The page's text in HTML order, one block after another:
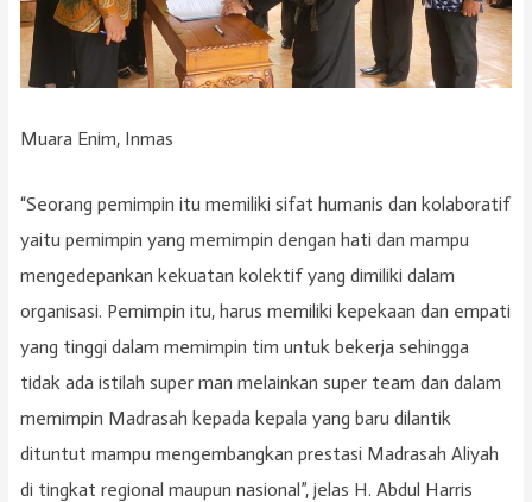
Muara Enim, Inmas
“Seorang pemimpin itu memiliki sifat humanis dan kolaboratif
yaitu pemimpin yang memimpin dengan hati dan mampu
mengedepankan kekuatan kolektif yang dimiliki dalam
organisasi. Pemimpin itu, harus memiliki kepekaan dan empati
yang tinggi dalam memimpin tim untuk bekerja sehingga
tidak ada istilah super man melainkan super team dan dalam
memimpin Madrasah kepada kepala yang baru dilantik
dituntut mampu mengembangkan prestasi Madrasah Aliyah
di tingkat regional maupun nasional”, jelas H. Abdul Harris